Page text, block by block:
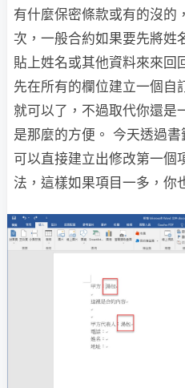
有什麼保密條款或有的沒
次，一般合約如果要先將姓
貼上姓名或其他資料來來回
先在所有的欄位建立一個自
就可以了，不過取代你還是
是那麼的方便。 今天透過書
可以直接建立出修改第一個
法，這樣如果項目一多，你